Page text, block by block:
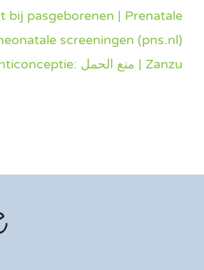
bij pasgeborenen | Prenatale
screeningen (pns.nl)
Anticonceptie: منع الحمل | Zanzu